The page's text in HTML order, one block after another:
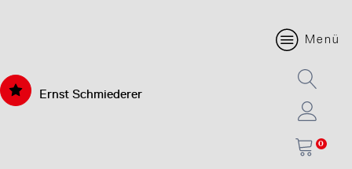
Ernst Schmiederer
Menü
0